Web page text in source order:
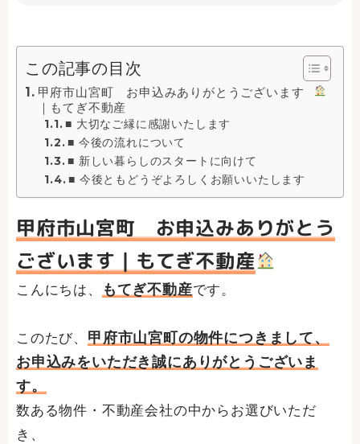
この記事の目次
甲府市山宮町 お申込みありがとうございます
｜もてぎ不動産
■ 大切なご縁に感謝いたします
■ 今後の流れについて
■ 新しい暮らしのスタートに向けて
■ 今後ともどうぞよろしくお願いいたします
甲府市山宮町 お申込みありがとう
ございます｜もてぎ不動産
こんにちは、 もてぎ不動産です。
このたび、 甲府市山宮町の物件につきまして、
お申込みをいただき誠にありがとうございま
す。
数ある物件・不動産会社の中からお選びいただ
き、